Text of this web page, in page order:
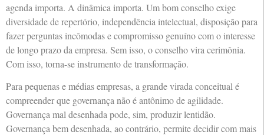
agenda importa. A dinâmica importa. Um bom conselho exige
diversidade de repertório, independência intelectual, disposição para
fazer perguntas incômodas e compromisso genuíno com o interesse
de longo prazo da empresa. Sem isso, o conselho vira cerimônia.
Com isso, torna-se instrumento de transformação.
Para pequenas e médias empresas, a grande virada conceitual é
compreender que governança não é antônimo de agilidade.
Governança mal desenhada pode, sim, produzir lentidão.
Governança bem desenhada, ao contrário, permite decidir com mais